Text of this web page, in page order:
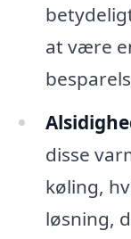
at være
disse
køling,
løsning,